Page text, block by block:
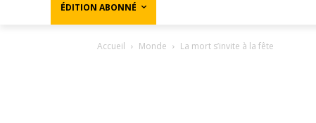
ÉDITION ABONNÉ
Accueil Monde La mort s’invite à la fête